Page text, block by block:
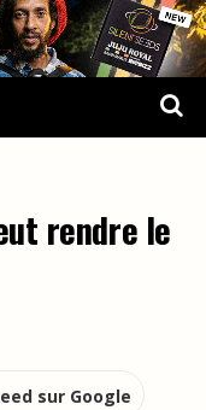
rendre le
sur Google